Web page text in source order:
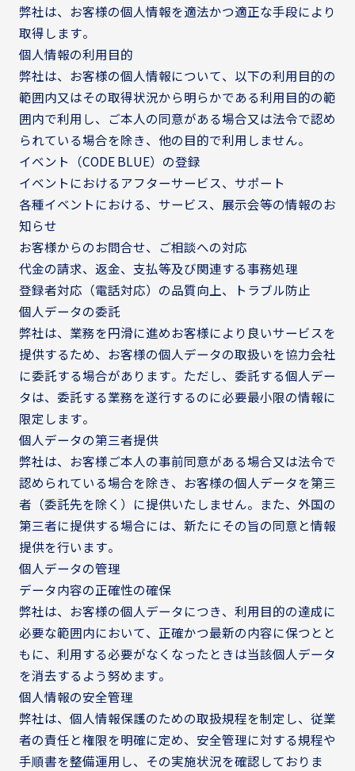
弊社は、お客様の個人情報を適法かつ適正な手段により
取得します。
個人情報の利用目的
弊社は、お客様の個人情報について、以下の利用目的の
範囲内又はその取得状況から明らかである利用目的の範
囲内で利用し、ご本人の同意がある場合又は法令で認め
られている場合を除き、他の目的で利用しません。
イベント（CODE BLUE）の登録
イベントにおけるアフターサービス、サポート
各種イベントにおける、サービス、展示会等の情報のお
知らせ
お客様からのお問合せ、ご相談への対応
代金の請求、返金、支払等及び関連する事務処理
登録者対応（電話対応）の品質向上、トラブル防止
個人データの委託
弊社は、業務を円滑に進めお客様により良いサービスを
提供するため、お客様の個人データの取扱いを協力会社
に委託する場合があります。ただし、委託する個人デー
タは、委託する業務を遂行するのに必要最小限の情報に
限定します。
個人データの第三者提供
弊社は、お客様ご本人の事前同意がある場合又は法令で
認められている場合を除き、お客様の個人データを第三
者（委託先を除く）に提供いたしません。また、外国の
第三者に提供する場合には、新たにその旨の同意と情報
提供を行います。
個人データの管理
データ内容の正確性の確保
弊社は、お客様の個人データにつき、利用目的の達成に
必要な範囲内において、正確かつ最新の内容に保つとと
もに、利用する必要がなくなったときは当該個人データ
を消去するよう努めます。
個人情報の安全管理
弊社は、個人情報保護のための取扱規程を制定し、従業
者の責任と権限を明確に定め、安全管理に対する規程や
手順書を整備運用し、その実施状況を確認しておりま